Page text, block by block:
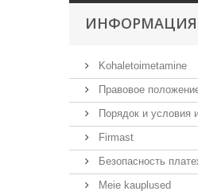
ИНФОРМАЦИЯ
Kohaletoimetamine
Правовое
Порядок и условия
Firmast
Безопасность
Meie kauplused